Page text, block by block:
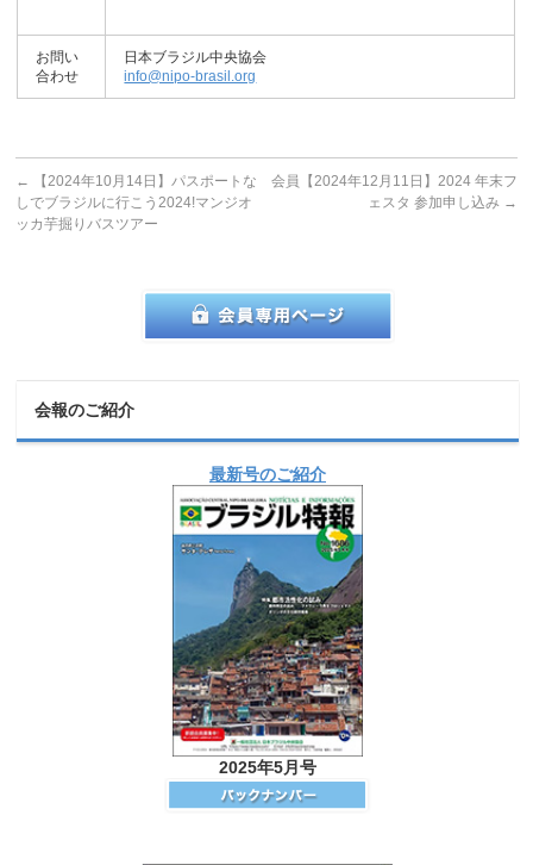
お問い
合わせ
日本ブラジル中央協会
info@nipo-brasil.org
←
【2024年10月14日】パスポートな
しでブラジルに行こう2024!マンジオ
ッカ芋掘りバスツアー
会員【2024年12月11日】2024 年末フ
ェスタ 参加申し込み →
会報のご紹介
最新号のご紹介
2025年5月号